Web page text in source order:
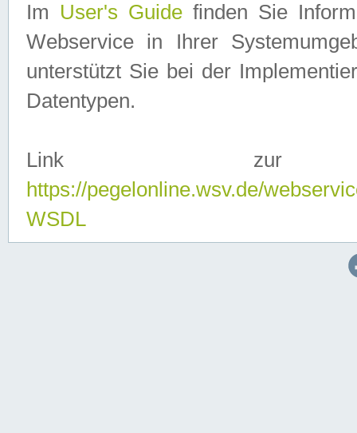
Im User's Guidefinden Sie
Webservice in Ihrer
unterstützt Sie bei der
Datentypen.
Link zur
https://pegelonline.wsv.de/
WSDL